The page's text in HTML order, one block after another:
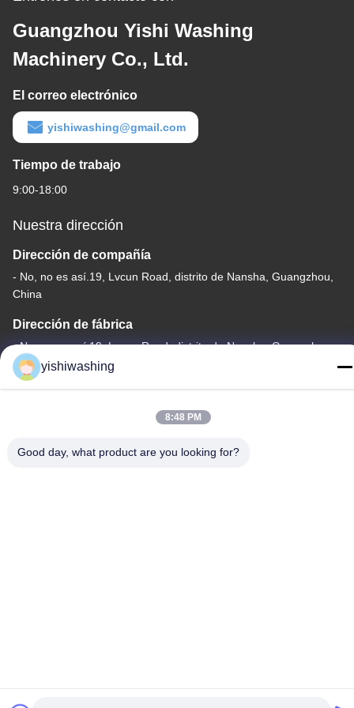
Guangzhou Yishi Washing
Machinery Co., Ltd.
El correo electrónico
yishiwashing@gmail.com
Tiempo de trabajo
9:00-18:00
Nuestra dirección
Dirección de compañía
- No, no es así.19, Lvcun Road, distrito de Nansha, Guangzhou,
China
Dirección de fábrica
- No, no es así.19, Lvcun Road, distrito de Nansha, Guangzhou,
China
Teléfono
yishiwashing
8:48 PM
Good day, what product are you looking for?